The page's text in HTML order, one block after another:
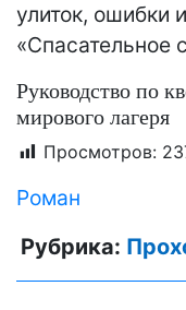
улиток, ошибки
«Спасательное
Руководство по
мирового лагеря
Просмотров:
Роман
Рубрика: